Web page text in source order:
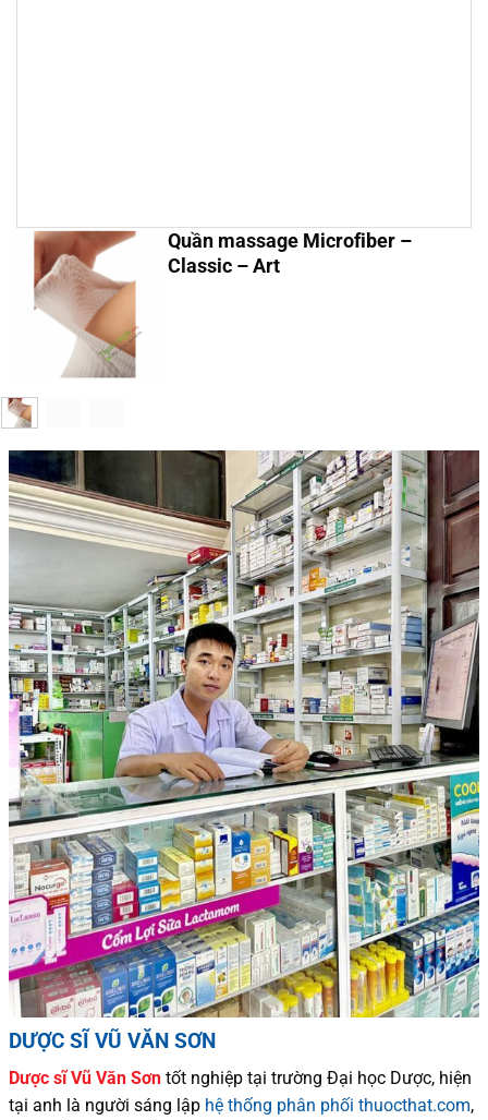
Quần massage Microfiber –
Classic – Art
DƯỢC SĨ VŨ VĂN SƠN
Dược sĩVũ Văn Sơn tốt nghiệp tại trường Đại học Dược, hiện
tại anh là người sáng lập hệ thống phân phối thuocthat.com,